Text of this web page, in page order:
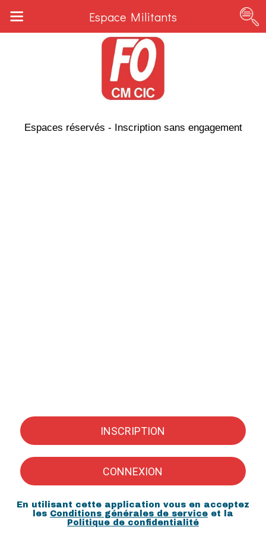
Espace Militants
Espaces réservés - Inscription sans engagement
INSCRIPTION
CONNEXION
En utilisant cette application vous en acceptez
les Conditions générales de service et la
Politique de confidentialité